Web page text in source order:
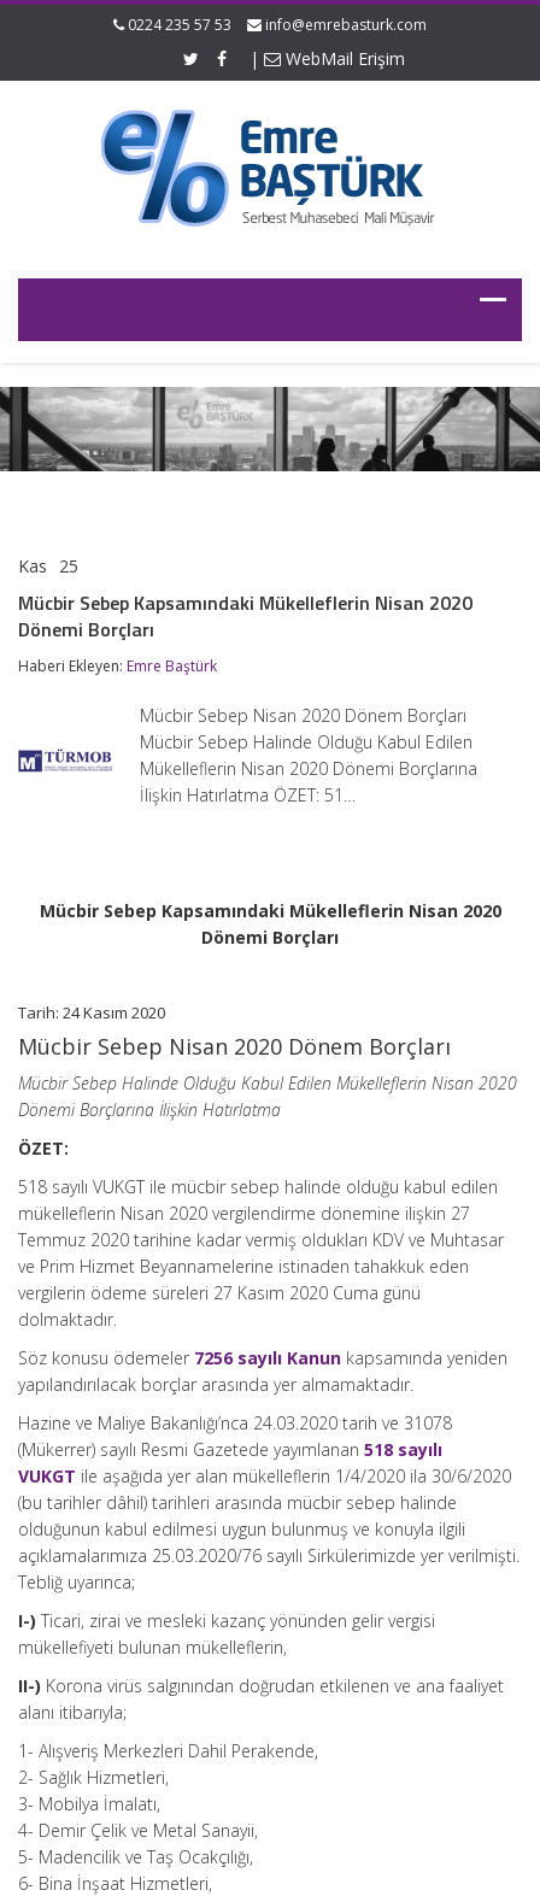
0224 235 57 53 info@emrebasturk.com
| WebMail Erişim
Kas 25
Kapsamındaki
Mükelleflerin
2020
Borçları
Mücbir Sebep Kapsamındaki Mükelleflerin Nisan 2020
Dönemi Borçları
Haberi Ekleyen: Emre Baştürk
Mücbir Sebep Nisan 2020 Dönem Borçları
Mücbir Sebep Halinde Olduğu Kabul Edilen
Mükelleflerin Nisan 2020 Dönemi Borçlarına
İlişkin Hatırlatma ÖZET: 51…
Mücbir Sebep Kapsamındaki Mükelleflerin Nisan 2020
Dönemi Borçları
Tarih: 24 Kasım 2020
Mücbir Sebep Nisan 2020 Dönem Borçları
Mücbir Sebep Halinde Olduğu Kabul Edilen Mükelleflerin Nisan 2020
Dönemi Borçlarına İlişkin Hatırlatma
ÖZET:
518 sayılı VUKGT ile mücbir sebep halinde olduğu kabul edilen
mükelleflerin Nisan 2020 vergilendirme dönemine ilişkin 27
Temmuz 2020 tarihine kadar vermiş oldukları KDV ve Muhtasar
ve Prim Hizmet Beyannamelerine istinaden tahakkuk eden
vergilerin ödeme süreleri 27 Kasım 2020 Cuma günü
dolmaktadır.
Söz konusu ödemeler 7256 sayılı Kanun kapsamında yeniden
yapılandırılacak borçlar arasında yer almamaktadır.
Hazine ve Maliye Bakanlığı’nca 24.03.2020 tarih ve 31078
(Mükerrer) sayılı Resmi Gazetede yayımlanan 518 sayılı
VUKGT ile aşağıda yer alan mükelleflerin 1/4/2020 ila 30/6/2020
(bu tarihler dâhil) tarihleri arasında mücbir sebep halinde
olduğunun kabul edilmesi uygun bulunmuş ve konuyla ilgili
açıklamalarımıza 25.03.2020/76 sayılı Sirkülerimizde yer verilmişti.
Tebliğ uyarınca;
I-) Ticari, zirai ve mesleki kazanç yönünden gelir vergisi
mükellefiyeti bulunan mükelleflerin,
II-) Korona virüs salgınından doğrudan etkilenen ve ana faaliyet
alanı itibarıyla;
1- Alışveriş Merkezleri Dahil Perakende,
2- Sağlık Hizmetleri,
3- Mobilya İmalatı,
4- Demir Çelik ve Metal Sanayii,
5- Madencilik ve Taş Ocakçılığı,
6- Bina İnşaat Hizmetleri,